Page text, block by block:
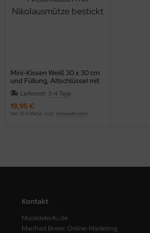
Mini-Kissen Weiß 30 x 30 cm
und Füllung, Altschlüssel mit
Nikolausmütze bestickt
Lieferzeit: 3-4 Tage
19,95 €
inkl. 19 % MwSt. zzgl. Versandkosten
Kontakt
Musikdeko4u.de
Manfred Breier Online-Marketing